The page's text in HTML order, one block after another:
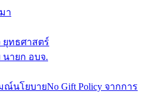
า
ทธศาสตร์
นายก อบจ.
ณ์นโยบายNo Gift Policy จากการ